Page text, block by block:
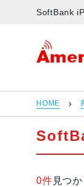
SoftBank
アメモバ
HOME
0件 見つ